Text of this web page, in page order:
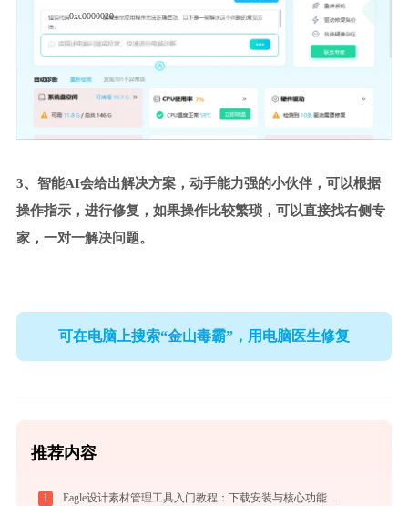
0xc0000020
3、智能AI会给出解决方案，动手能力强的小伙伴，可以根据
操作指示，进行修复，如果操作比较繁琐，可以直接找右侧专
家，一对一解决问题。
可在电脑上搜索“金山毒霸”，用电脑医生修复
推荐内容
1 Eagle设计素材管理工具入门教程：下载安装与核心功能详解